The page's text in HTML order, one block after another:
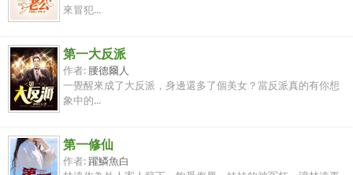
來冒犯...
第一大反派
作者: 腰德爾人
一覺醒來成了大反派，身邊還多了個美女？當反派真的有你想
象中的...
第一修仙
作者:躍鱗魚白